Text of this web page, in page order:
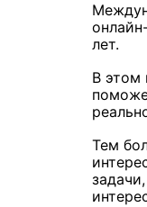
лет.
В этом
Тем